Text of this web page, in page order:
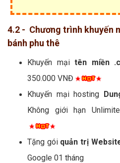
4.2 - Chương trình khuyến
bánh phu thê
Khuyến mạitên miền
350.000 VNĐ
Khuyến mại hosting
Không giới hạn
Tặng gói quản trị
Google 01 tháng